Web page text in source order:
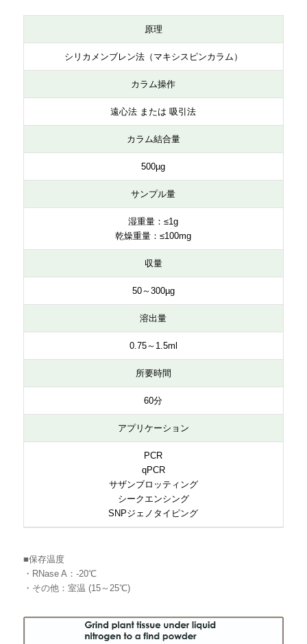
原理
シリカメンブレン法（マキシスピンカラム）
カラム操作
遠心法 または 吸引法
カラム結合量
500µg
サンプル量
湿重量：≤1g
乾燥重量：≤100mg
収量
50～300µg
溶出量
0.75～1.5ml
所要時間
60分
アプリケーション
PCR
qPCR
サザンブロッティング
シークエンシング
SNPジェノタイピング
■保存温度
・RNase A：-20℃
・その他：室温 (15～25℃)